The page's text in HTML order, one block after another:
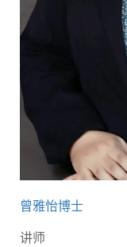
曾雅怡博士
讲师